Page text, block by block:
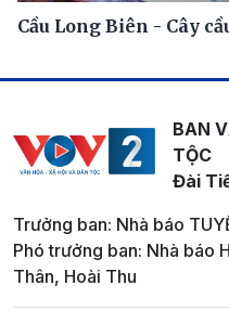
Cầu Long Biên - Cây
BAN
TỘC
Đài
Trưởng ban: Nhà báo
Phó trưởng ban: Nhà báo
Thân, Hoài Thu